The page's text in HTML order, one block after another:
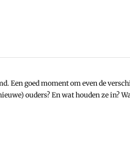
Een goed moment om even de
ouders? En wat houden ze in?